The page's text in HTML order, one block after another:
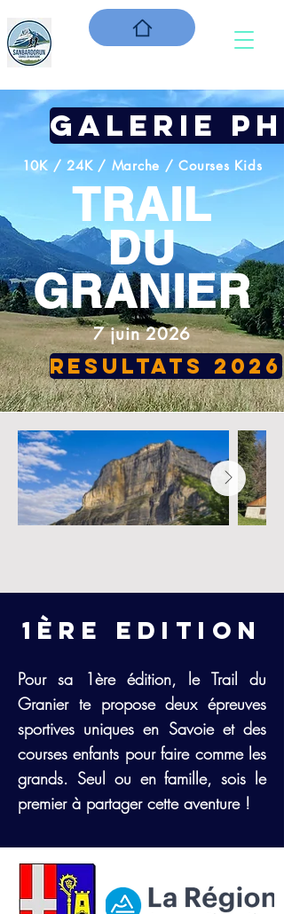
GALERIE
10K / 24K / Marche / Courses Kids
TRAIL
DU
GRANIER
7 juin 2026
RESULTATS 2026
1ère EDITION
Pour sa 1ère édition, le Trail du
Granier te propose deux épreuves
sportives uniques en Savoie et des
courses enfants pour faire comme les
grands. Seul ou en famille, sois le
premier à partager cette aventure !
En savoir plus >